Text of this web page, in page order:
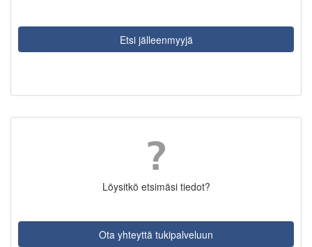
Etsi jälleenmyyjä
Löysitkö etsimäsi tiedot?
Ota yhteyttä tukipalveluun